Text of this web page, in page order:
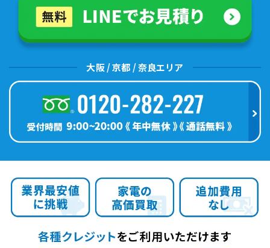
大阪 / 京都 / 奈良エリア